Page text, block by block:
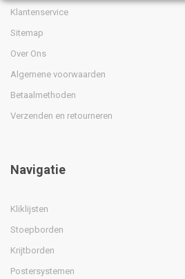
Klantenservice
Sitemap
Over Ons
Algemene voorwaarden
Betaalmethoden
Verzenden en retourneren
Navigatie
Kliklijsten
Stoepborden
Krijtborden
Postersystemen